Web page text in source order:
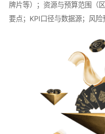
牌片等）；资源与预算范围（
要点；KPI口径与数据源；风险